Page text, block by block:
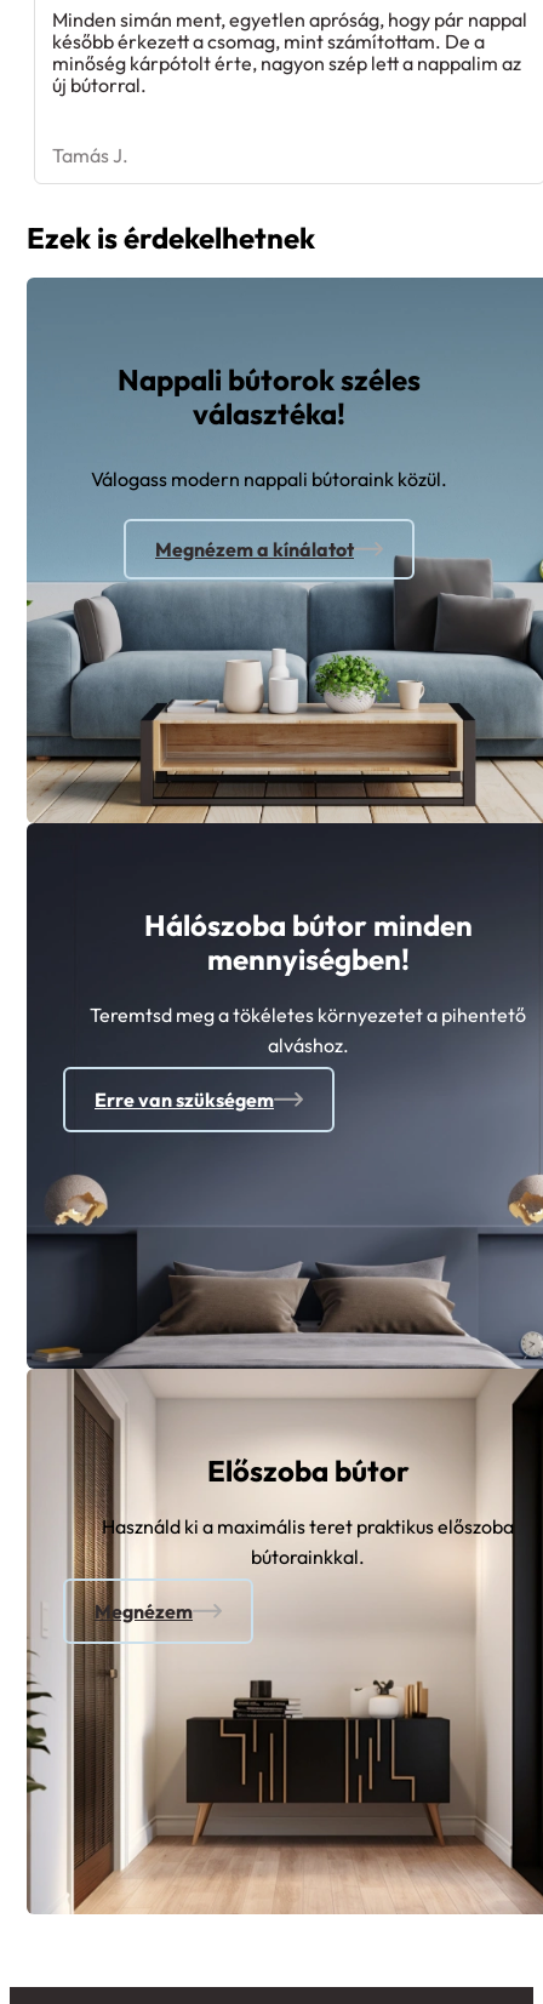
Minden simán ment, egyetlen apróság, hogy pár nappal
később érkezett a csomag, mint számítottam. De a
minőség kárpótolt érte, nagyon szép lett a nappalim az
új bútorral.
Tamás J.
Ezek is érdekelhetnek
Nappali bútorok széles
választéka!
Válogass modern nappali bútoraink közül.
Megnézem a kínálatot
Hálószoba bútor minden
mennyiségben!
Teremtsd meg a tökéletes környezetet a pihentető
alváshoz.
Erre van szükségem
Előszoba bútor
Használd ki a maximális teret praktikus előszoba
bútorainkkal.
Megnézem